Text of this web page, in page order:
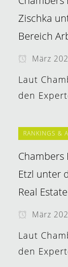
Zischka
Bereich
März
Laut
den
RANKINGS &
Chambers
Etzl unter
Real Estate
März
Laut
den